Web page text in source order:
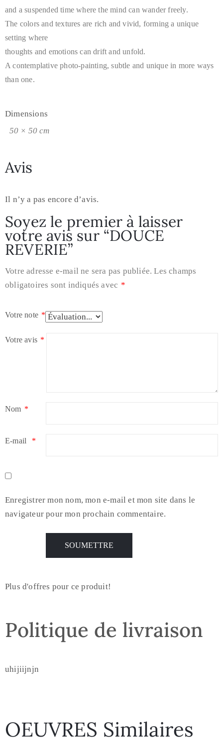
and a suspended time where the mind can wander freely.
The colors and textures are rich and vivid, forming a unique
setting where
thoughts and emotions can drift and unfold.
A contemplative photo-painting, subtle and unique in more ways
than one.
Dimensions
50 × 50 cm
Avis
Il n’y a pas encore d’avis.
Soyez le premier à laisser
votre avis sur “DOUCE
REVERIE”
Votre adresse e-mail ne sera pas publiée. Les champs
obligatoires sont indiqués avec *
Votre note *
Votre avis *
Nom *
E-mail *
Enregistrer mon nom, mon e-mail et mon site dans le
navigateur pour mon prochain commentaire.
Plus d'offres pour ce produit!
Politique de livraison
uhijiijnjn
OEUVRES Similaires